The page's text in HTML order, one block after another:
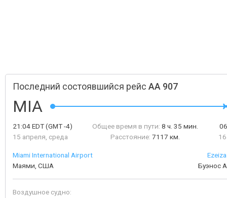
Последний состоявшийся рейс AA 907
MIA
21:04EDT(GMT -4)
15 апреля, среда
Общее время в пути: 8 ч. 35 мин.
Расстояние: 7117 км.
Miami International Airport
Маями, США
Буэнос
Воздушное судно: